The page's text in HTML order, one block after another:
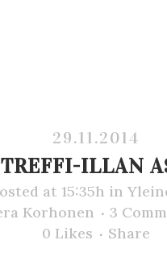
29.11.2014
TREFFI-ILLAN
at 15:35h in
Korhonen
3
0 Likes Share